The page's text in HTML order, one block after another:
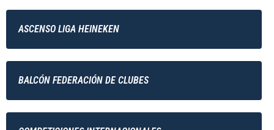
ASCENSO LIGA HEINEKEN
BALCÓN FEDERACIÓN DE CLUBES